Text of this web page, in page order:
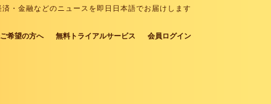
・金融などのニュースを即日日本語でお届けします
希望の方へ 無料トライアルサービス 会員ログイン